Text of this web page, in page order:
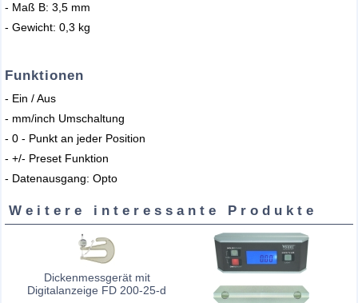
- Maß B: 3,5 mm
- Gewicht: 0,3 kg
Funktionen
- Ein / Aus
- mm/inch Umschaltung
- 0 - Punkt an jeder Position
- +/- Preset Funktion
- Datenausgang: Opto
Weitere interessante Produkte
Dickenmessgerät mit
Digitalanzeige FD 200-25-d